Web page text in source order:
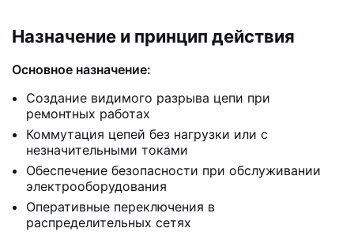
Назначение и принцип действия
Основное назначение:
Создание видимого разрыва цепи при
ремонтных работах
Коммутация цепей без нагрузки или с
незначительными токами
Обеспечение безопасности при обслуживании
электрооборудования
Оперативные переключения в
распределительных сетях